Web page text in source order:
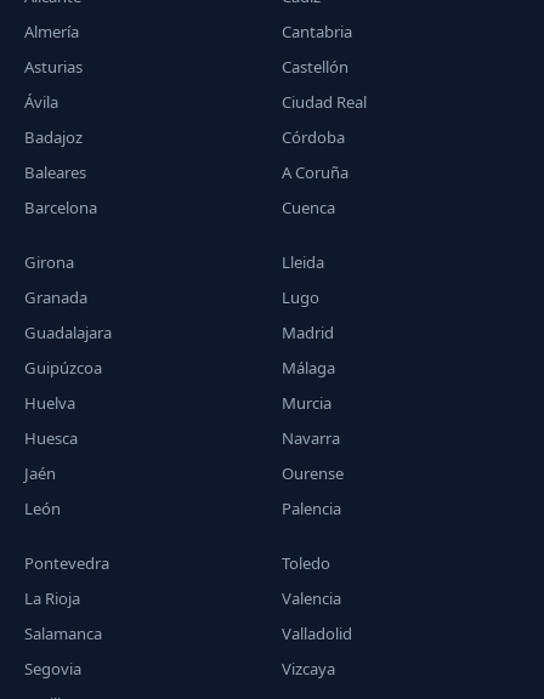
Almería
Asturias
Ávila
Badajoz
Baleares
Barcelona
Cantabria
Castellón
Ciudad Real
Córdoba
A Coruña
Cuenca
Girona
Granada
Guadalajara
Guipúzcoa
Huelva
Huesca
Jaén
León
Lleida
Lugo
Madrid
Málaga
Murcia
Navarra
Ourense
Palencia
Pontevedra
La Rioja
Salamanca
Segovia
Toledo
Valencia
Valladolid
Vizcaya